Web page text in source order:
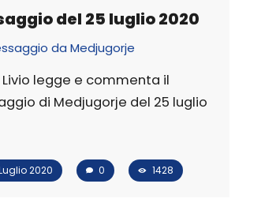
del 25 luglio 2020
da Medjugorje
Livio legge e commenta il
di Medjugorje del 25 luglio
2020 0 1428